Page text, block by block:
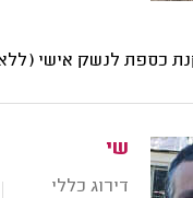
כספת לנשק אישי
שי
דירוג כללי